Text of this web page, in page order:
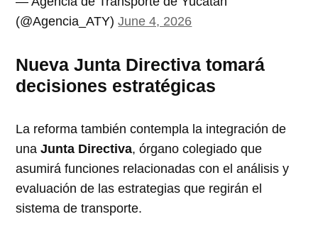
(@Agencia_ATY)June 4, 2026
Nueva Junta Directiva tomará
decisiones estratégicas
La reforma también contempla la integración de
unaJunta Directiva, órgano colegiado que
asumirá funciones relacionadas con el análisis y
evaluación de las estrategias que regirán el
sistema de transporte.